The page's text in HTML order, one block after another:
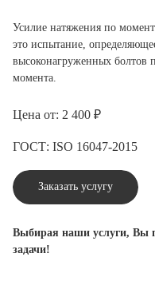
Цена от: 2 400 ₽
Усилие натяжения по
это испытание,
высоконагруженных болтов
момента.
ГОСТ: ISO 16047-2015
Заказать услугу
Выбирая наши услуги, Вы
задачи!